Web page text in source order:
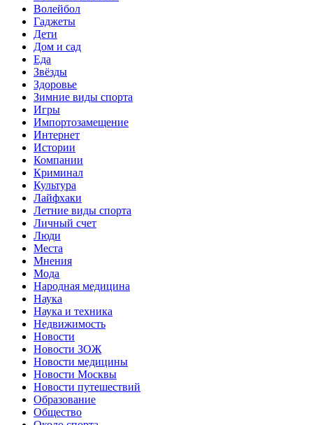
Волейбол
Гаджеты
Дети
Дом и сад
Еда
Звёзды
Здоровье
Зимние виды спорта
Игры
Импортозамещение
Интернет
Истории
Компании
Криминал
Культура
Лайфхаки
Летние виды спорта
Личный счет
Люди
Места
Мнения
Мода
Народная медицина
Наука
Наука и техника
Недвижимость
Новости
Новости ЗОЖ
Новости медицины
Новости Москвы
Новости путешествий
Образование
Общество